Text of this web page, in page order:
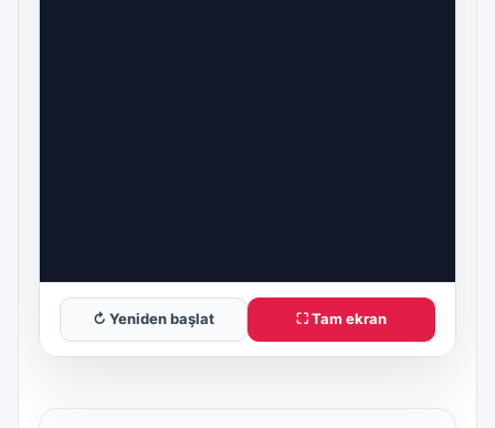
↻ Yeniden başlat ⛶ Tam ekran